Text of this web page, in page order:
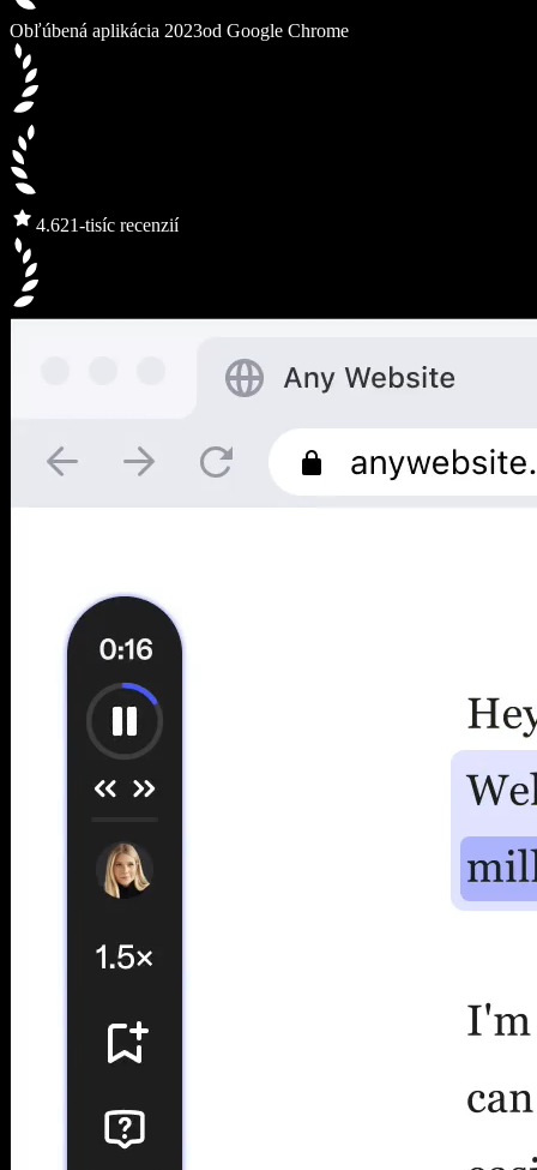
Obľúbená aplikácia 2023od Google Chrome
4.621-tisíc recenzií